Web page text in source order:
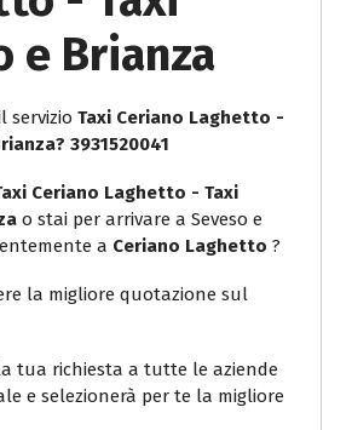
e Brianza
servizio Taxi Ceriano Laghetto -
3931520041
Ceriano Laghetto - Taxi
o stai per arrivare a Seveso e
a Ceriano Laghetto ?
la migliore quotazione sul
tua richiesta a tutte le aziende
e selezionerà per te la migliore